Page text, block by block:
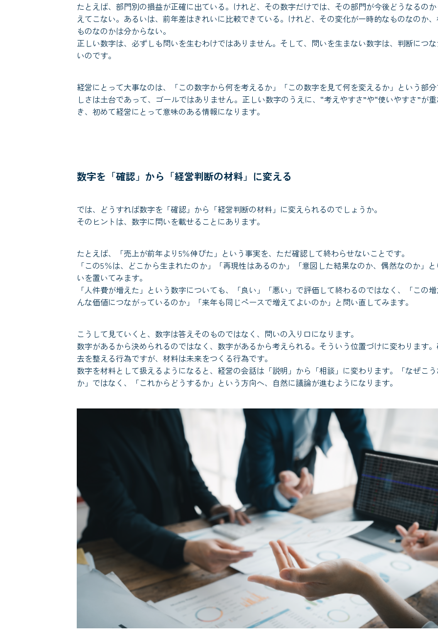
たとえば、部門別の損益が正確に出ている。けれど、その数字だけでは、その部門が今後どうなるの
えてこない。あるいは、前年差はきれいに比較できている。けれど、その変化が一時的なものなのか
ものなのかは分からない。
正しい数字は、必ずしも問いを生むわけではありません。そして、問いを生まない数字は、判断につ
いのです。
経営にとって大事なのは、「この数字から何を考えるか」「この数字を見て何を変えるか」という部
しさは土台であって、ゴールではありません。正しい数字のうえに、“考えやすさ”や“使いやすさ”が
き、初めて経営にとって意味のある情報になります。
数字を「確認」から「経営判断の材料」に変える
では、どうすれば数字を「確認」から「経営判断の材料」に変えられるのでしょうか。
そのヒントは、数字に問いを載せることにあります。
たとえば、「売上が前年より5％伸びた」という事実を、ただ確認して終わらせないことです。
「この5％は、どこから生まれたのか」「再現性はあるのか」「意図した結果なのか、偶然なのか」
いを置いてみます。
「人件費が増えた」という数字についても、「良い」「悪い」で評価して終わるのではなく、「この
んな価値につながっているのか」「来年も同じペースで増えてよいのか」と問い直してみます。
こうして見ていくと、数字は答えそのものではなく、問いの入り口になります。
数字があるから決められるのではなく、数字があるから考えられる。そういう位置づけに変わります
去を整える行為ですが、材料は未来をつくる行為です。
数字を材料として扱えるようになると、経営の会話は「説明」から「相談」に変わります。「なぜこ
か」ではなく、「これからどうするか」という方向へ、自然に議論が進むようになります。